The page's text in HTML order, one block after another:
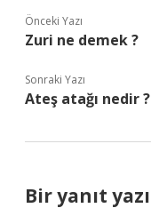
Önceki Yazı
Zuri ne demek ?
Sonraki Yazı
Ateş atağı nedir ?
Bir yanıt